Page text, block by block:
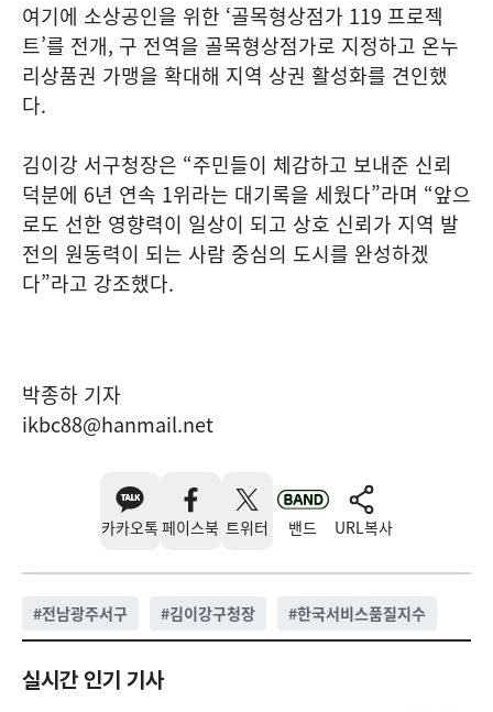
여기에 소상공인을 위한 ‘골목형상점가 119 프로젝
트’를 전개, 구 전역을 골목형상점가로 지정하고 온누
리상품권 가맹을 확대해 지역 상권 활성화를 견인했
다.
김이강 서구청장은 “주민들이 체감하고 보내준 신뢰
덕분에 6년 연속 1위라는 대기록을 세웠다”라며 “앞으
로도 선한 영향력이 일상이 되고 상호 신뢰가 지역 발
전의 원동력이 되는 사람 중심의 도시를 완성하겠
다”라고 강조했다.
박종하 기자
ikbc88@hanmail.net
카카오톡 페이스북 트위터 밴드 URL복사
#전남광주서구 #김이강구청장 #한국서비스품질지수
실시간 인기 기사